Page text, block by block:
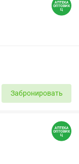
Забронировать